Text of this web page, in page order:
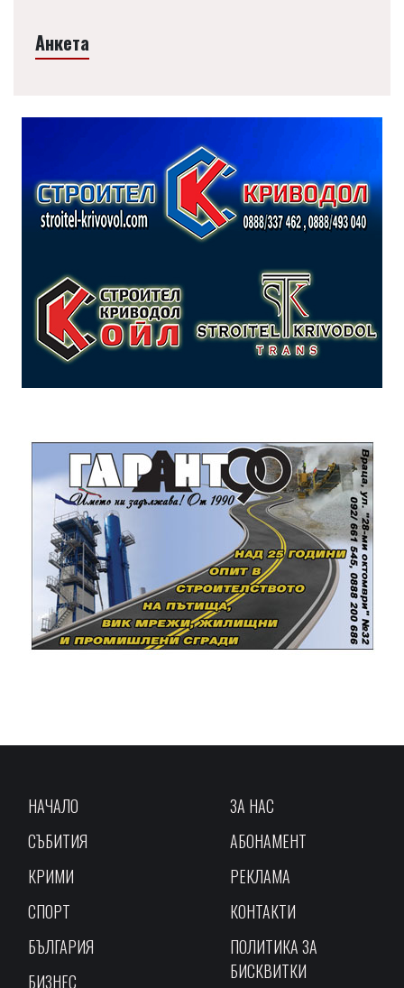
Анкета
НАЧАЛО
СЪБИТИЯ
КРИМИ
СПОРТ
БЪЛГАРИЯ
БИЗНЕС
ЗА НАС
АБОНАМЕНТ
РЕКЛАМА
КОНТАКТИ
ПОЛИТИКА ЗА
БИСКВИТКИ